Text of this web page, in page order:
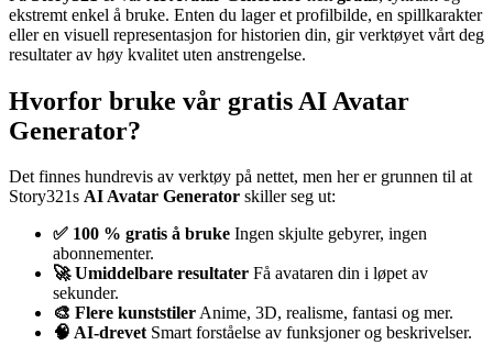
ekstremt enkel å bruke. Enten du lager et profilbilde, en spillkarakter
eller en visuell representasjon for historien din, gir verktøyet vårt deg
resultater av høy kvalitet uten anstrengelse.
Hvorfor bruke vår gratis AI Avatar
Generator?
Det finnes hundrevis av verktøy på nettet, men her er grunnen til at
Story321s AI Avatar Generator skiller seg ut:
✅ 100 % gratis å bruke Ingen skjulte gebyrer, ingen
abonnementer.
🚀 Umiddelbare resultater Få avataren din i løpet av
sekunder.
🎨 Flere kunststilerAnime, 3D, realisme, fantasi og mer.
🧠 AI-drevetSmart forståelse av funksjoner og beskrivelser.